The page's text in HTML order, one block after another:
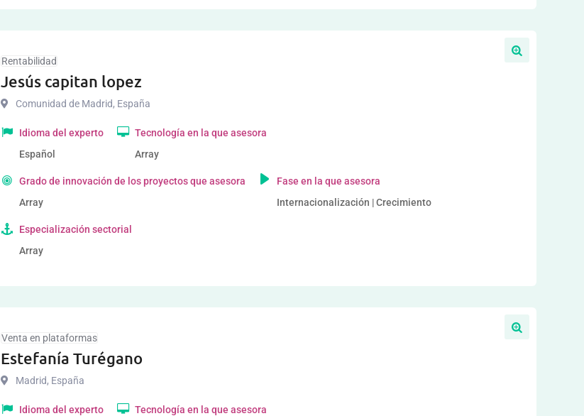
Rentabilidad
Jesús capitan lopez
Comunidad de Madrid, España
Idioma del experto
Español
Tecnología en la que asesora
Array
Grado de innovación de los proyectos que asesora
Array
Fase en la que asesora
Internacionalización | Crecimiento
Especialización sectorial
Array
Venta en plataformas
Estefanía Turégano
Madrid, España
Idioma del experto
Tecnología en la que asesora